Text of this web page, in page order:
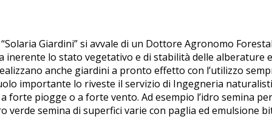
Giardini” si avvale di un Dottore Agronomo
lo stato vegetativo e di stabilità delle alberature
anche giardini a pronto effetto con l’utilizzo
importante lo riveste il servizio di Ingegneria
piogge o a forte vento. Ad esempio l’idro semina
verde semina di superfici varie con paglia ed emulsione